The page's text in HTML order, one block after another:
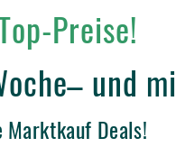
Preise!
und
Deals!